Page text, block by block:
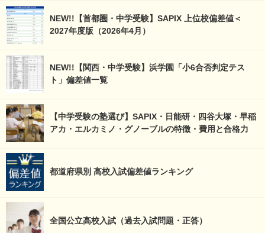
NEW!!【首都圏・中学受験】SAPIX 上位校偏差値＜
2027年度版（2026年4月）
NEW!!【関西・中学受験】浜学園「小6合否判定テス
ト」偏差値一覧
【中学受験の塾選び】SAPIX・日能研・四谷大塚・早稲
アカ・エルカミノ・グノーブルの特徴・費用と合格力
都道府県別 高校入試偏差値ランキング
全国公立高校入試（過去入試問題・正答）